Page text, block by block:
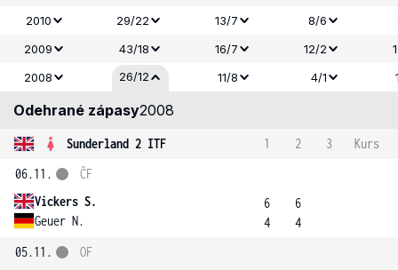
2010
29/22 13/7 8/6
2009
43/18 16/7 12/2
2008
26/12 11/8 4/1
Odehrané zápasy2008
Sunderland 2 ITF 1 2 3
Kurs
06.11.
Vickers S.
Geuer N.
ČF
6
4
6
4
05.11.
OF